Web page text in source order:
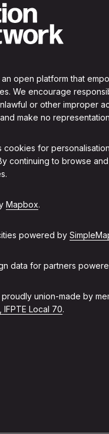
open platform that
We encourage
or other improper
make no
cookies for
continuing to browse
Mapbox.
powered by
data for partners
union-made by
IFPTE Local 70.